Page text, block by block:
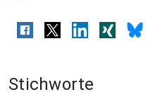
Stichworte